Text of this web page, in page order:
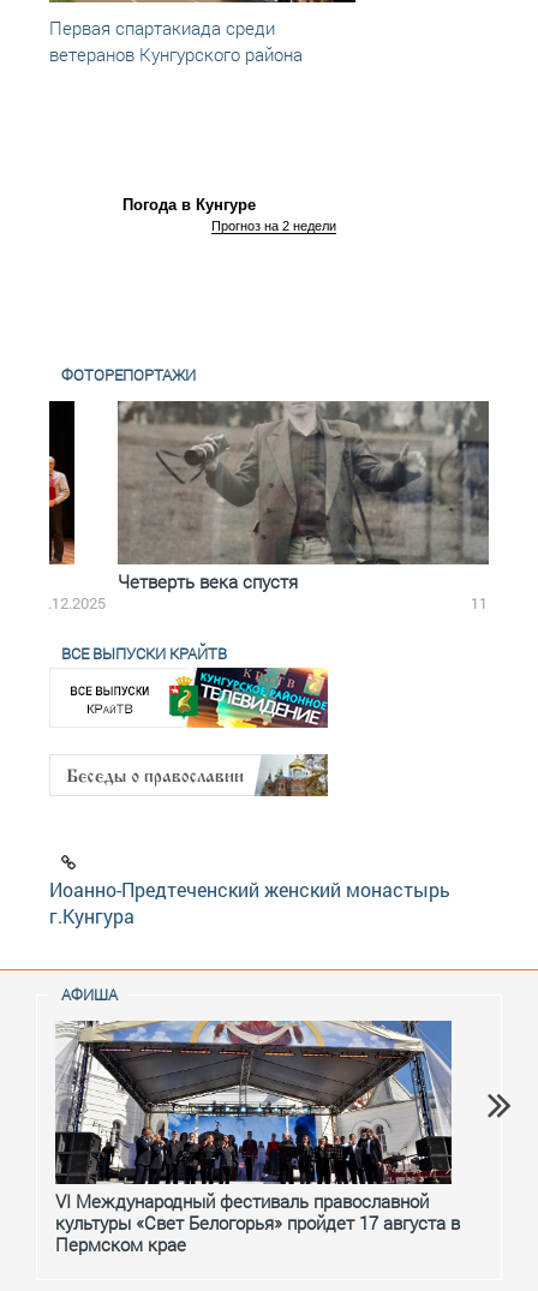
Первая спартакиада среди
ветеранов Кунгурского района
Погода в Кунгуре
Прогноз на 2 недели
ФОТОРЕПОРТАЖИ
Четверть века спустя
11.11.2025
ВСЕ ВЫПУСКИ КРАЙТВ
Иоанно-Предтеченский женский монастырь
г.Кунгура
АФИША
VI Международный фестиваль православной
культуры «Свет Белогорья» пройдет 17 августа в
Пермском крае